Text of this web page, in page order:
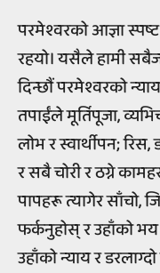
परमेश्वरको आज्ञा
रहयो। यसैले हामी
दिन्छौं परमेश्वरको
तपाईंले मूर्तिपूजा,
लोभ र स्वार्थीपन;
र सबै चोरी र ठग्ने
पापहरू त्यागेर साँचो,
फर्कनुहोस् र उहाँको भय
उहाँको न्याय र